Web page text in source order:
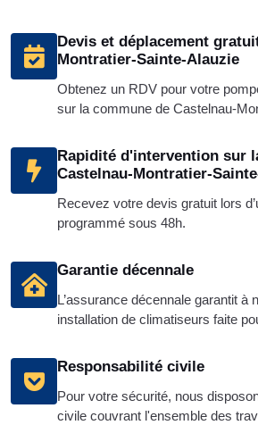
Devis et déplacement
Montratier-Sainte-Alauzie
Obtenez un RDV pour votre
sur la commune de Castelnau-
Rapidité d'intervention sur
Castelnau-Montratier-
Recevez votre devis gratuit lors
programmé sous 48h.
Garantie décennale
L’assurance décennale garantit à
installation de climatiseurs faite
Responsabilité civile
Pour votre sécurité, nous
civile couvrant l'ensemble des